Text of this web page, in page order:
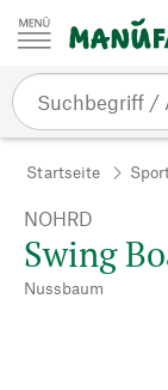
Zum Inhalt springen
Startseite
NOHRD
Swing
Nussbaum